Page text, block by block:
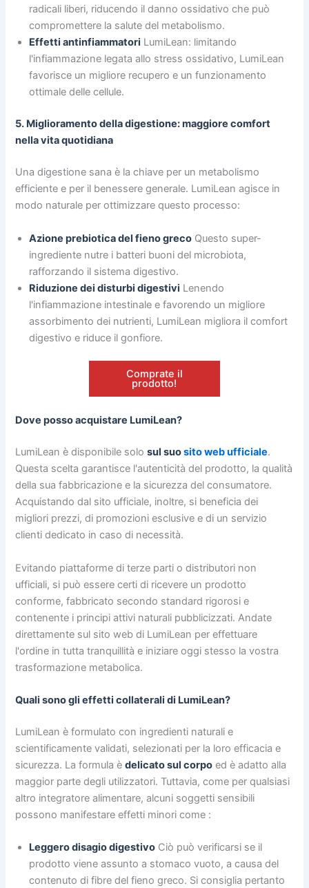
radicali liberi, riducendo il danno ossidativo che può
compromettere la salute del metabolismo.
Effetti antinfiammatori LumiLean: limitando
l'infiammazione legata allo stress ossidativo, LumiLean
favorisce un migliore recupero e un funzionamento
ottimale delle cellule.
5. Miglioramento della digestione: maggiore comfort
nella vita quotidiana
Una digestione sana è la chiave per un metabolismo
efficiente e per il benessere generale. LumiLean agisce in
modo naturale per ottimizzare questo processo:
Azione prebiotica del fieno greco Questo super-
ingrediente nutre i batteri buoni del microbiota,
rafforzando il sistema digestivo.
Riduzione dei disturbi digestivi Lenendo
l'infiammazione intestinale e favorendo un migliore
assorbimento dei nutrienti, LumiLean migliora il comfort
digestivo e riduce il gonfiore.
Comprate il
prodotto!
Dove posso acquistare LumiLean?
LumiLean è disponibile solosul suosito web ufficiale.
Questa scelta garantisce l'autenticità del prodotto, la qualità
della sua fabbricazione e la sicurezza del consumatore.
Acquistando dal sito ufficiale, inoltre, si beneficia dei
migliori prezzi, di promozioni esclusive e di un servizio
clienti dedicato in caso di necessità.
Evitando piattaforme di terze parti o distributori non
ufficiali, si può essere certi di ricevere un prodotto
conforme, fabbricato secondo standard rigorosi e
contenente i principi attivi naturali pubblicizzati. Andate
direttamente sul sito web di LumiLean per effettuare
l'ordine in tutta tranquillità e iniziare oggi stesso la vostra
trasformazione metabolica.
Quali sono gli effetti collaterali di LumiLean?
LumiLean è formulato con ingredienti naturali e
scientificamente validati, selezionati per la loro efficacia e
sicurezza. La formula èdelicato sul corpo ed è adatto alla
maggior parte degli utilizzatori. Tuttavia, come per qualsiasi
altro integratore alimentare, alcuni soggetti sensibili
possono manifestare effetti minori come :
Leggero disagio digestivo Ciò può verificarsi se il
prodotto viene assunto a stomaco vuoto, a causa del
contenuto di fibre del fieno greco. Si consiglia pertanto